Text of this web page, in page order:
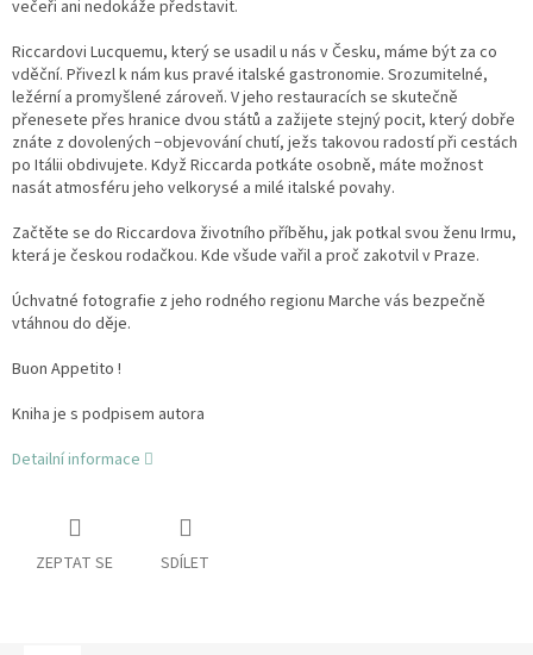
večeři ani nedokáže představit.
Riccardovi Lucquemu, který se usadil u nás v Česku, máme být za co
vděční. Přivezl k nám kus pravé italské gastronomie. Srozumitelné,
ležérní a promyšlené zároveň. V jeho restauracích se skutečně
přenesete přes hranice dvou států a zažijete stejný pocit, který dobře
znáte z dovolených −objevování chutí, ježs takovou radostí při cestách
po Itálii obdivujete. Když Riccarda potkáte osobně, máte možnost
nasát atmosféru jeho velkorysé a milé italské povahy.
Začtěte se do Riccardova životního příběhu, jak potkal svou ženu Irmu,
která je českou rodačkou. Kde všude vařil a proč zakotvil v Praze.
Úchvatné fotografie z jeho rodného regionu Marche vás bezpečně
vtáhnou do děje.
Buon Appetito !
Kniha je s podpisem autora
Detailní informace
ZEPTAT SE SDÍLET